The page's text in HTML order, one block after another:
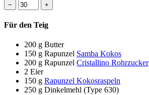
− +
Für den Teig
200 g Butter
150 g Rapunzel Samba Kokos
200 g Rapunzel Cristallino Rohrzucker
2 Eier
150 g Rapunzel Kokosraspeln
250 g Dinkelmehl (Type 630)